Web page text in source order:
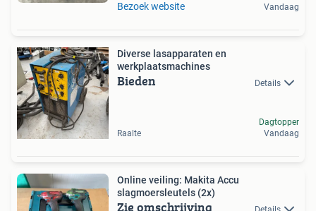
Bezoek website Vandaag
Diverse lasapparaten en
werkplaatsmachines
Bieden Details
Raalte
Dagtopper
Vandaag
Online veiling: Makita Accu
slagmoersleutels (2x)